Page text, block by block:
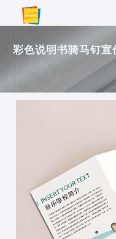
彩色说明书骑马钉